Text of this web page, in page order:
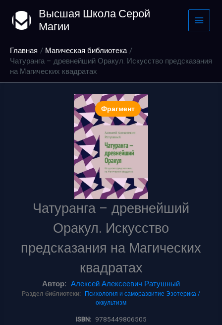
содержимому
Высшая Школа Серой
Магии
Главная
Магическая библиотека
Чатуранга – древнейший Оракул. Искусство предсказания
на Магических квадратах
Фрагмент
Чатуранга – древнейший
Оракул. Искусство
предсказания на Магических
квадратах
Автор: Алексей Алексеевич Ратушный
Раздел библиотеки: Психология и саморазвитие Эзотерика /
оккультизм
ISBN: 9785449806505